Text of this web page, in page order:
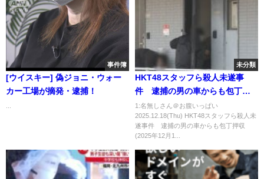
事件簿
[ウイスキー] 偽ジョニ・ウォー
カー工場が摘発・逮捕！
未分類
HKT48スタッフら殺人未遂事
件 逮捕の男の車からも包丁押
収(2025年12月18日)
1:名無しさん＠お腹いっぱい
2025.12.18(Thu) HKT48スタッフら殺人未
遂事件 逮捕の男の車からも包丁押収
(2025年12月1...